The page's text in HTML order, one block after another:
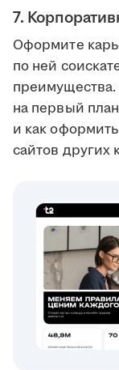
7.
Оформите
по ней
на первый
и как
сайтов других